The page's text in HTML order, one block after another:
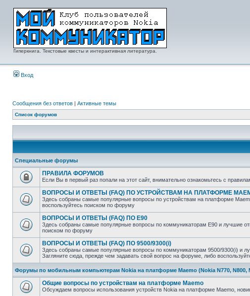
Гиперкнига. Текстовые квесты и интерактивная литература.
Вход
Сообщения без ответов | Активные темы
Список форумов
Специальные форумы
ПРАВИЛА ФОРУМОВ
Если Вы в первый раз попали на этот сайт, внимательно ознакомьтесь с
ВОПРОСЫ И ОТВЕТЫ (FAQ) ПО УСТРОЙСТВАМ НА ПЛАТФОРМЕ
Здесь собраны самые популярные вопросы по устройствам на платформе
воспользуйтесь поиском по форуму
ВОПРОСЫ И ОТВЕТЫ (FAQ) ПО E90
Здесь собраны самые популярные вопросы по коммуникаторам E90 и лучшие
поиском по форуму
ВОПРОСЫ И ОТВЕТЫ (FAQ) ПО 9500/9300(i)
Здесь собраны самые популярные вопросы по коммуникаторам 9500/9300(i) и
Загляните сюда, прежде чем задавать свой вопрос на форуме, либо
Форумы по мобильным компьютерам Nokia на платформе Maemo (Nokia N770, N800,
Общие вопросы по устройствам на платформе Maemo
Обсуждаем вопросы использования устройств Nokia на платформе Maemo,